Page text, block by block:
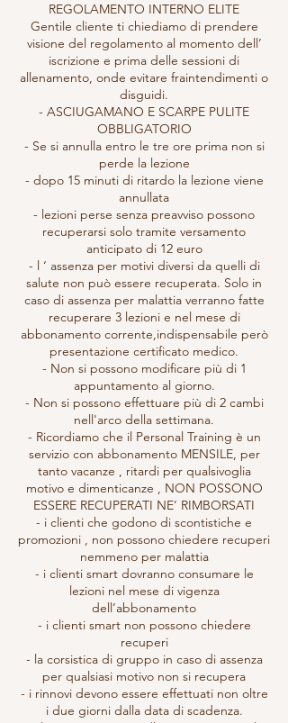
REGOLAMENTO INTERNO ELITE
Gentile cliente ti chiediamo di prendere
visione del regolamento al momento dell’
iscrizione e prima delle sessioni di
allenamento, onde evitare fraintendimenti o
disguidi.
- ASCIUGAMANO E SCARPE PULITE
OBBLIGATORIO
- Se si annulla entro le tre ore prima non si
perde la lezione
- dopo 15 minuti di ritardo la lezione viene
annullata
- lezioni perse senza preavviso possono
recuperarsi solo tramite versamento
anticipato di 12 euro
- l ‘ assenza per motivi diversi da quelli di
salute non può essere recuperata. Solo in
caso di assenza per malattia verranno fatte
recuperare 3 lezioni e nel mese di
abbonamento corrente,indispensabile però
presentazione certificato medico.
- Non si possono modificare più di 1
appuntamento al giorno.
- Non si possono effettuare più di 2 cambi
nell'arco della settimana.
- Ricordiamo che il Personal Training è un
servizio con abbonamento MENSILE, per
tanto vacanze , ritardi per qualsivoglia
motivo e dimenticanze , NON POSSONO
ESSERE RECUPERATI NE’ RIMBORSATI
- i clienti che godono di scontistiche e
promozioni , non possono chiedere recuperi
nemmeno per malattia
- i clienti smart dovranno consumare le
lezioni nel mese di vigenza
dell’abbonamento
- i clienti smart non possono chiedere
recuperi
- la corsistica di gruppo in caso di assenza
per qualsiasi motivo non si recupera
- i rinnovi devono essere effettuati non oltre
i due giorni dalla data di scadenza.